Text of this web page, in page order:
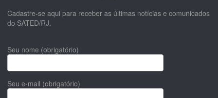
Cadastre-se aqui para receber as últimas notícias e comunicados
do SATED/RJ.
Seu nome (obrigatório)
Seu e-mail (obrigatório)